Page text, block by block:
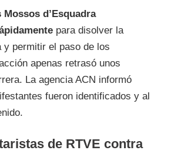
d’Esquadra
para disolver la
y permitir el paso de los
apenas retrasó unos
La agencia ACN informó
fueron identificados y al
de RTVE contra